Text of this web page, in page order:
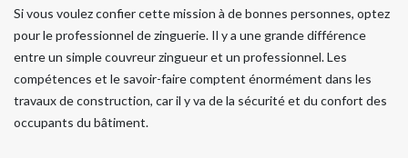
Si vous voulez confier cette mission à de bonnes personnes, optez
pour le professionnel de zinguerie. Il y a une grande différence
entre un simple couvreur zingueur et un professionnel. Les
compétences et le savoir-faire comptent énormément dans les
travaux de construction, car il y va de la sécurité et du confort des
occupants du bâtiment.